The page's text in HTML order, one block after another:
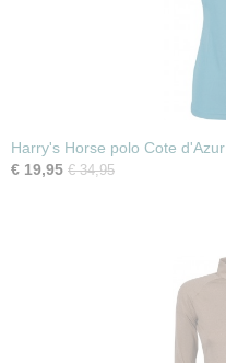
Harry's Horse polo Cote d'Azur
€ 19,95 € 34,95